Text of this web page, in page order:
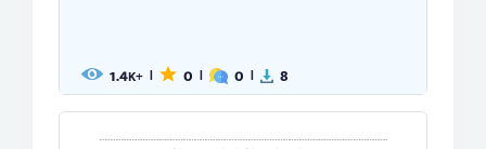
1.4K+ | 0 | 0 | 8